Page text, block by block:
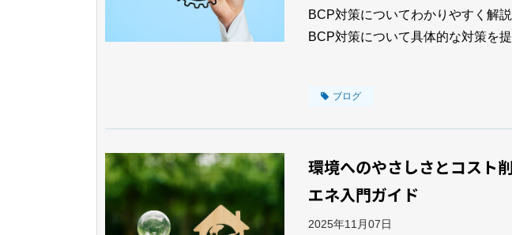
BCP対策についてわかりやすく解
BCP対策について具体的な対策を提
ブログ
環境へのやさしさとコスト
エネ入門ガイド
2025年11月07日